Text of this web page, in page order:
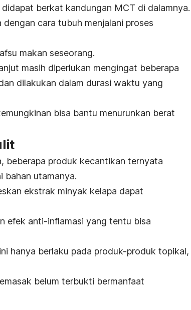
berkat kandungan MCT di dalamnya.
cara tubuh menjalani proses
makan seseorang.
masih diperlukan mengingat beberapa
dilakukan dalam durasi waktu yang
bisa bantu menurunkan berat
beberapa produk kecantikan ternyata
bahan utamanya.
ekstrak minyak kelapa dapat
efek anti-inflamasi yang tentu bisa
hanya berlaku pada produk-produk topikal,
belum terbukti bermanfaat